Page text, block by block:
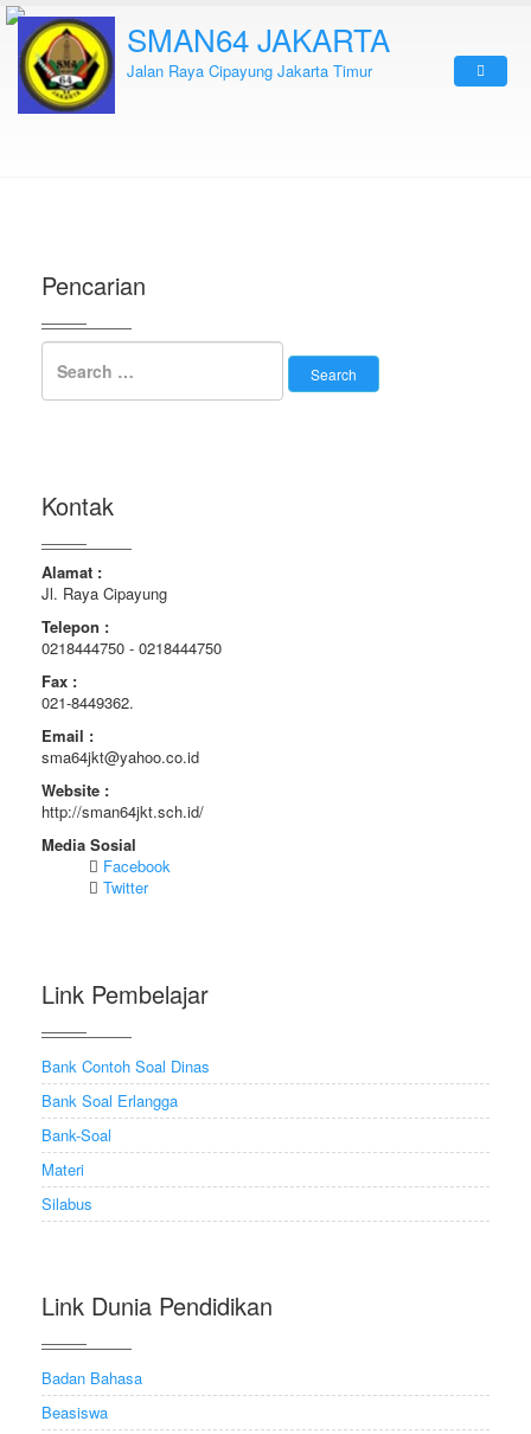
SMAN64 JAKARTA
Jalan Raya Cipayung Jakarta Timur
Pencarian
Kontak
Alamat :
Jl. Raya Cipayung
Telepon :
0218444750 - 0218444750
Fax :
021-8449362.
Email :
sma64jkt@yahoo.co.id
Website :
http://sman64jkt.sch.id/
Media Sosial
Facebook
Twitter
Link Pembelajar
Bank Contoh Soal Dinas
Bank Soal Erlangga
Bank-Soal
Materi
Silabus
Link Dunia Pendidikan
Badan Bahasa
Beasiswa